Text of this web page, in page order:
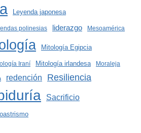
Leyenda japonesa
polinesias liderazgo Mesoamérica
Mitología Egipcia
Iraní Mitología irlandesa Moraleja
redención Resiliencia
Sacrificio